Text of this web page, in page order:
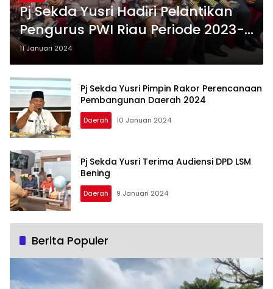
Pj Sekda Yusri Hadiri Pelantikan
Pengurus PWI Riau Periode 2023-
2028
11 Januari 2024
Pj Sekda Yusri Pimpin Rakor Perencanaan
Pembangunan Daerah 2024
Daerah 10 Januari 2024
Pj Sekda Yusri Terima Audiensi DPD LSM
Bening
Daerah 9 Januari 2024
Berita Populer